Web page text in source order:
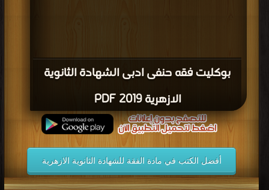
بوكليت فقه حنفى ادبى الشهادة الثانوية
الازهرية 2019 PDF
أفضل الكتب في مادة الفقة للشهادة الثانوية الازهرية